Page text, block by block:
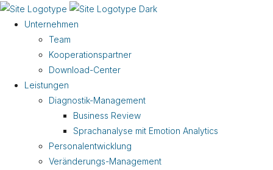
Unternehmen
Team
Kooperationspartner
Download-Center
Leistungen
Diagnostik-Management
Business Review
Sprachanalyse mit Emotion Analytics
Personalentwicklung
Veränderungs-Management